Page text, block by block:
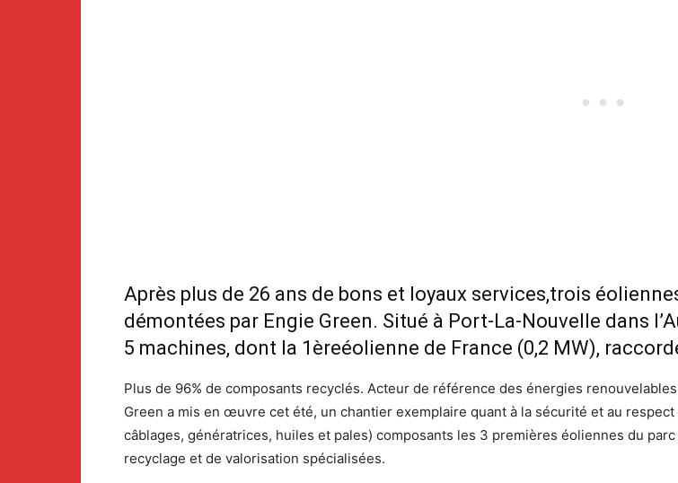
Après plus de 26 ans de bons et loyaux services,trois
démontées par Engie Green. Situé à Port-La-Nouvelle dans
5 machines, dont la 1èreéolienne de France (0,2 MW),
Plus de 96% de composants recyclés. Acteur de référence des énergies
Green a mis en œuvre cet été, un chantier exemplaire quant à la sécurité et au
câblages, génératrices, huiles et pales) composants les 3 premières éoliennes du
recyclage et de valorisation spécialisées.